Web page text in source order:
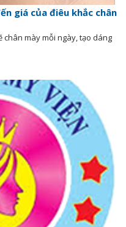
giá của điêu khắc chân
mày mỗi ngày, tạo dáng